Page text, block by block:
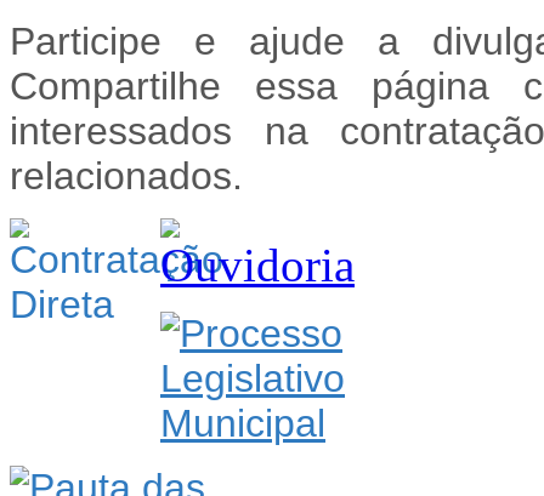
Participe e ajude a
Compartilhe essa página
interessados na
relacionados.